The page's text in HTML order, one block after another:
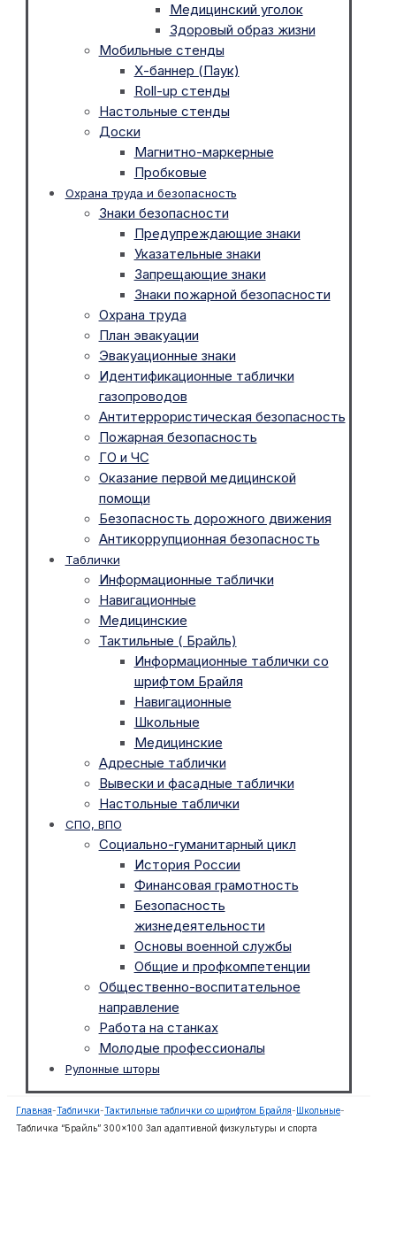
Медицинский уголок
Здоровый образ жизни
Мобильные стенды
Х-баннер (Паук)
Roll-up стенды
Настольные стенды
Доски
Магнитно-маркерные
Пробковые
Охрана труда и безопасность
Знаки безопасности
Предупреждающие знаки
Указательные знаки
Запрещающие знаки
Знаки пожарной безопасности
Охрана труда
План эвакуации
Эвакуационные знаки
Идентификационные таблички
газопроводов
Антитеррористическая безопасность
Пожарная безопасность
ГО и ЧС
Оказание первой медицинской
помощи
Безопасность дорожного движения
Антикоррупционная безопасность
Таблички
Информационные таблички
Навигационные
Медицинские
Тактильные ( Брайль)
Информационные таблички со
шрифтом Брайля
Навигационные
Школьные
Медицинские
Адресные таблички
Вывески и фасадные таблички
Настольные таблички
СПО, ВПО
Социально-гуманитарный цикл
История России
Финансовая грамотность
Безопасность
жизнедеятельности
Основы военной службы
Общие и профкомпетенции
Общественно-воспитательное
направление
Работа на станках
Молодые профессионалы
Рулонные шторы
Главная-Таблички-Тактильные таблички со шрифтом Брайля- Школьные-
Табличка “Брайль” 300×100 Зал адаптивной физкультуры и спорта